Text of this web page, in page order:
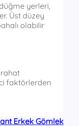
yerleri,
Üst düzey
olabilir
faktörlerden
Erkek Gömlek